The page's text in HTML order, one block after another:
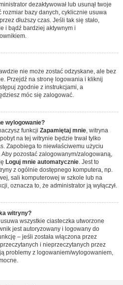
dezaktywował lub usunął twoje
rozmiar bazy danych, cyklicznie usuwa
dłuższy czas. Jeśli tak się stało,
i bądź bardziej aktywnym i
nie może zostać odzyskane, ale bez
Przejdź na stronę logowania i kliknij
zgodnie z instrukcjami, a
móc się zalogować.
wylogowanie?
funkcji Zapamiętaj mnie, witryna
na tej witrynie będzie trwał tylko
Zapobiega to niewłaściwemu użyciu
pozostać zalogowanym/zalogowaną,
Loguj mnie automatycznie. Jest to
z ogólnie dostępnego komputera, np.
sali komputerowej w szkole lub na
oznacza to, że administrator ją wyłączył.
witryny?
usuwa wszystkie ciasteczka utworzone
jest autoryzowany i logowany do
– jeśli została włączona przez
i nieprzeczytanych przez
problemy z logowaniem/wylogowaniem,